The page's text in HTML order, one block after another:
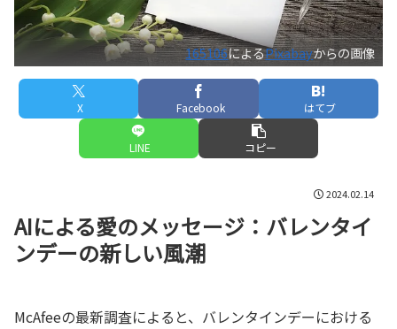
165106によるPixabayからの画像
X Facebook はてブ
LINE コピー
2024.02.14
AIによる愛のメッセージ：バレンタイ
ンデーの新しい風潮
McAfeeの最新調査によると、バレンタインデーにおける